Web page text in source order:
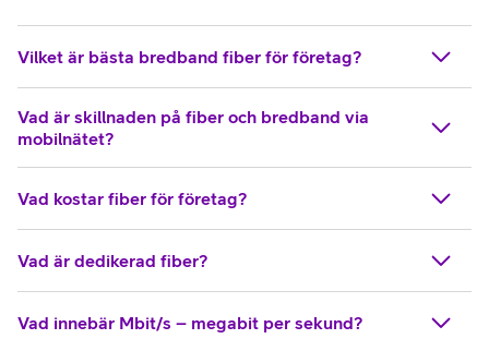
Vilket är bästa bredband fiber för företag?
Vad är skillnaden på fiber och bredband via
mobilnätet?
Vad kostar fiber för företag?
Vad är dedikerad fiber?
Vad innebär Mbit/s – megabit per sekund?